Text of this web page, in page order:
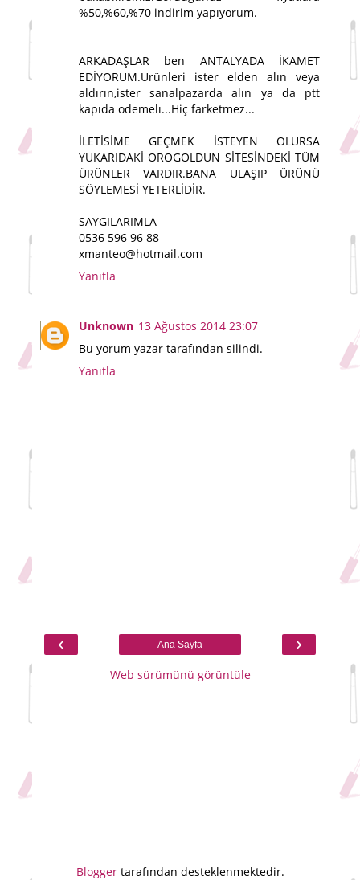
%50,%60,%70 indirim yapıyorum.
ARKADAŞLAR ben ANTALYADA İKAMET
EDİYORUM.Ürünleri ister elden alın veya
aldırın,ister sanalpazarda alın ya da ptt
kapıda odemelı...Hiç farketmez...
İLETİSİME GEÇMEK İSTEYEN OLURSA
YUKARIDAKİ OROGOLDUN SİTESİNDEKİ TÜM
ÜRÜNLER VARDIR.BANA ULAŞIP ÜRÜNÜ
SÖYLEMESİ YETERLİDİR.
SAYGILARIMLA
0536 596 96 88
xmanteo@hotmail.com
Yanıtla
Unknown 13 Ağustos 2014 23:07
Bu yorum yazar tarafından silindi.
Yanıtla
‹ ›
Ana Sayfa
Web sürümünü görüntüle
Bloggertarafından desteklenmektedir.